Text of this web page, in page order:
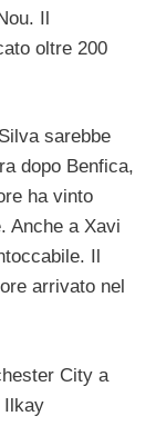
Il
oltre 200
sarebbe
dopo Benfica,
ha vinto
Anche a Xavi
Il
arrivato nel
City a
Ilkay